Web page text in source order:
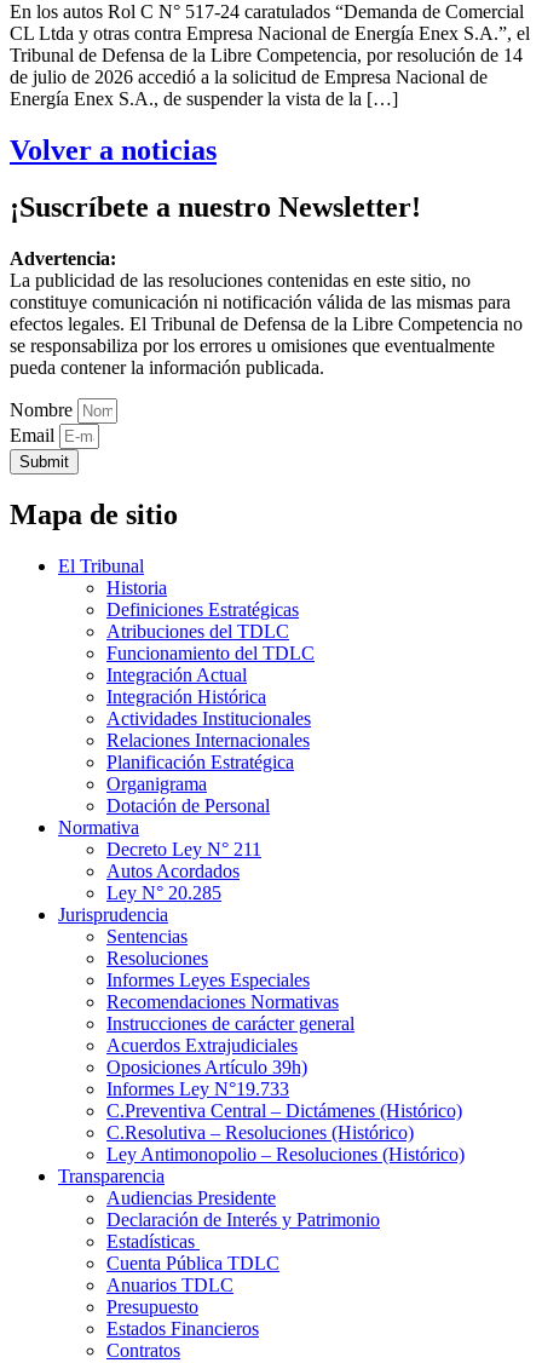
En los autos Rol C N° 517-24 caratulados “Demanda de Comercial
CL Ltda y otras contra Empresa Nacional de Energía Enex S.A.”, el
Tribunal de Defensa de la Libre Competencia, por resolución de 14
de julio de 2026 accedió a la solicitud de Empresa Nacional de
Energía Enex S.A., de suspender la vista de la […]
Volver a noticias
¡Suscríbete a nuestro Newsletter!
Advertencia:
La publicidad de las resoluciones contenidas en este sitio, no
constituye comunicación ni notificación válida de las mismas para
efectos legales. El Tribunal de Defensa de la Libre Competencia no
se responsabiliza por los errores u omisiones que eventualmente
pueda contener la información publicada.
Nombre
Email
Submit
Mapa de sitio
El Tribunal
Historia
Definiciones Estratégicas
Atribuciones del TDLC
Funcionamiento del TDLC
Integración Actual
Integración Histórica
Actividades Institucionales
Relaciones Internacionales
Planificación Estratégica
Organigrama
Dotación de Personal
Normativa
Decreto Ley N° 211
Autos Acordados
Ley N° 20.285
Jurisprudencia
Sentencias
Resoluciones
Informes Leyes Especiales
Recomendaciones Normativas
Instrucciones de carácter general
Acuerdos Extrajudiciales
Oposiciones Artículo 39h)
Informes Ley N°19.733
C.Preventiva Central – Dictámenes (Histórico)
C.Resolutiva – Resoluciones (Histórico)
Ley Antimonopolio – Resoluciones (Histórico)
Transparencia
Audiencias Presidente
Declaración de Interés y Patrimonio
Estadísticas
Cuenta Pública TDLC
Anuarios TDLC
Presupuesto
Estados Financieros
Contratos